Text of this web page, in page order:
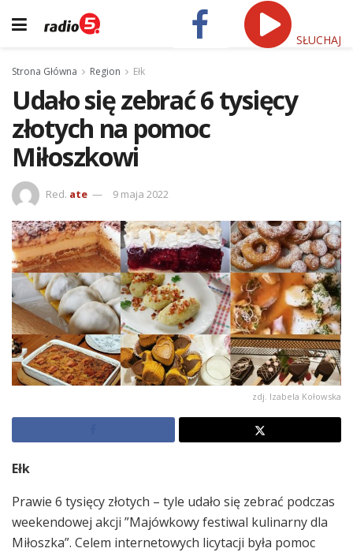
SŁUCHAJ
Strona Główna Region Ełk
Udało się zebrać 6 tysięcy
złotych na pomoc
Miłoszkowi
Red. ate 9 maja 2022
zdj. Izabela Kołowska
Ełk
Prawie 6 tysięcy złotych – tyle udało się zebrać podczas
weekendowej akcji ”Majówkowy festiwal kulinarny dla
Miłoszka”. Celem internetowych licytacji była pomoc